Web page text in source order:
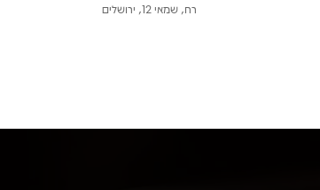
רח, שמאי 12, ירושלים